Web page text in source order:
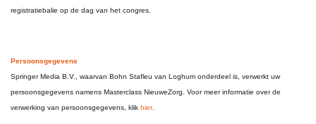
registratiebalie op de dag van het congres.
Persoonsgegevens
Springer Media B.V., waarvan Bohn Stafleu van Loghum onderdeel is, verwerkt uw
persoonsgegevens namens Masterclass NieuweZorg. Voor meer informatie over de
verwerking van persoonsgegevens, klik hier.